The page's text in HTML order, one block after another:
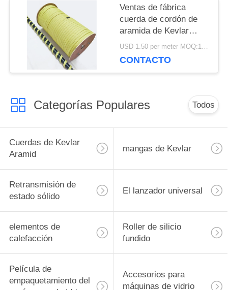
POLICY
Ventas de fábrica
cuerda de cordón de
aramida de Kevlar
trenzado de alta
redonda, cuadrada y
USD 1.50 per meter MOQ:1 ROLLO 250meters
CONTACTO
Categorías Populares Todos
Cuerdas de Kevlar
Aramid
mangas de Kevlar
Retransmisión de
estado sólido
El lanzador universal
elementos de
calefacción
Roller de silicio
fundido
Película de
empaquetamiento del
Accesorios para
máquinas de vidrio